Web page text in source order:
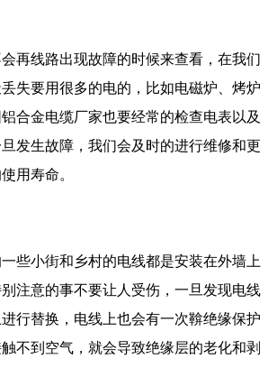
再线路出现故障的时候来查看，在我们
失要用很多的电的，比如电磁炉、烤炉
合金电缆厂家也要经常的检查电表以及
发生故障，我们会及时的进行维修和更
用寿命。
些小街和乡村的电线都是安装在外墙上
注意的事不要让人受伤，一旦发现电线
行替换，电线上也会有一次鞥绝缘保护
不到空气，就会导致绝缘层的老化和剥